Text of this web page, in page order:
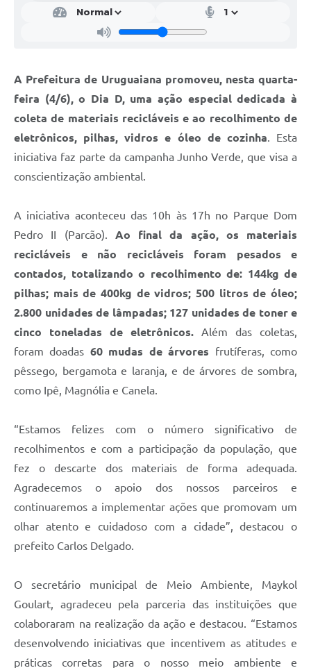
Contratos
Contas Públicas
Links
Telefones Úteis
A Prefeitura de Uruguaiana promoveu, nesta quarta-
feira (4/6), o Dia D, uma ação especial dedicada à
coleta de materiais recicláveis e ao recolhimento de
eletrônicos, pilhas, vidros e óleo de cozinha . Esta
iniciativa faz parte da campanha Junho Verde, que visa a
conscientização ambiental.
A iniciativa aconteceu das 10h às 17h no Parque Dom
Pedro II (Parcão). Ao final da ação, os materiais
recicláveis e não recicláveis foram pesados e
contados, totalizando o recolhimento de: 144kg de
pilhas; mais de 400kg de vidros; 500 litros de óleo;
2.800 unidades de lâmpadas; 127 unidades de toner e
cinco toneladas de eletrônicos. Além das coletas,
foram doadas 60 mudas de árvores frutíferas, como
pêssego, bergamota e laranja, e de árvores de sombra,
como Ipê, Magnólia e Canela.
“Estamos felizes com o número significativo de
recolhimentos e com a participação da população, que
fez o descarte dos materiais de forma adequada.
Agradecemos o apoio dos nossos parceiros e
continuaremos a implementar ações que promovam um
olhar atento e cuidadoso com a cidade”, destacou o
prefeito Carlos Delgado.
O secretário municipal de Meio Ambiente, Maykol
Goulart, agradeceu pela parceria das instituições que
colaboraram na realização da ação e destacou. “Estamos
desenvolvendo iniciativas que incentivem as atitudes e
práticas corretas para o nosso meio ambiente e